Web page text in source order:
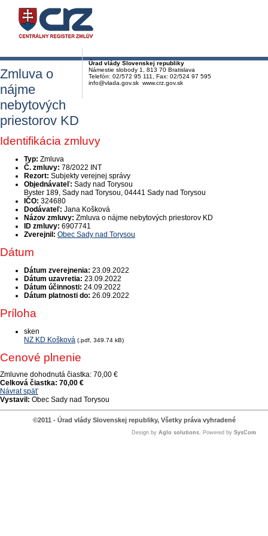
Úrad vlády Slovenskej republiky
Námestie slobody 1, 813 70 Bratislava
Telefón: 02/572 95 111, Fax: 02/524 97 595
info@vlada.gov.sk www.crz.gov.sk
Zmluva o
nájme
nebytových
priestorov KD
Identifikácia zmluvy
Typ: Zmluva
Č. zmluvy: 78/2022 INT
Rezort: Subjekty verejnej správy
Objednávateľ: Sady nad Torysou
Byster 189, Sady nad Torysou, 04441 Sady nad Torysou
IČO: 324680
Dodávateľ: Jana Košková
Názov zmluvy: Zmluva o nájme nebytových priestorov KD
ID zmluvy: 6907741
Zverejnil: Obec Sady nad Torysou
Dátum
Dátum zverejnenia: 23.09.2022
Dátum uzavretia: 23.09.2022
Dátum účinnosti: 24.09.2022
Dátum platnosti do: 26.09.2022
Príloha
sken
NZ KD Košková (.pdf, 349.74 kB)
Cenové plnenie
Zmluvne dohodnutá čiastka: 70,00 €
Celková čiastka: 70,00 €
Návrat späť
Vystavil: Obec Sady nad Torysou
©2011 - Úrad vlády Slovenskej republiky, Všetky práva vyhradené
Design by Aglo solutions, Powered by SysCom